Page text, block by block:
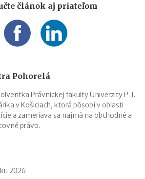
článok aj priateľom
Pohorelá
Právnickej fakulty Univerzity P. J.
v Košiciach, ktorá pôsobí v oblasti
a zameriava sa najmä na obchodné a
právo.
2026